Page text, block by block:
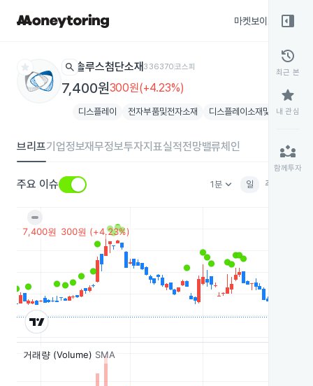
마켓보이스
star search 솔루스첨단소재 336370코스피
7,400원300원(+4.23%)
디스플레이 전자부품및전자소재 디스플레이소재및부품 1개
브리프기업정보재무정보투자지표실적전망밸류체인
주요 이슈 1분keyboard_arrow_down 일 주
right_panel_open
history
최근 본
star
내 관심
partner_exchange
함께투자